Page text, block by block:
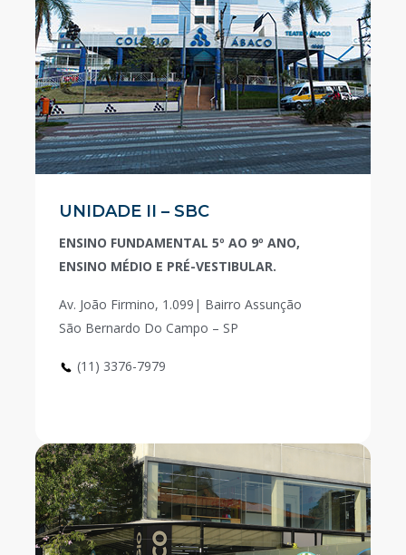
UNIDADE II – SBC
ENSINO FUNDAMENTAL 5º AO 9º ANO,
ENSINO MÉDIO E PRÉ-VESTIBULAR.
Av. João Firmino, 1.099| Bairro Assunção
São Bernardo Do Campo – SP
(11) 3376-7979